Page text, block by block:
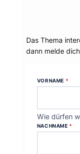
Das Thema
dann melde
VORNAME *
Wie dürfen
NACHNAME *